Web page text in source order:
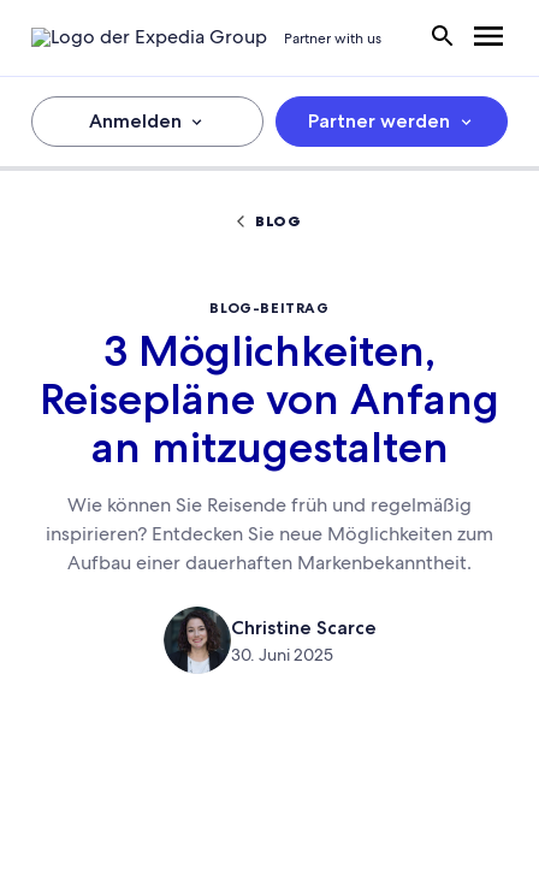
Partner with us
Anmelden Partner werden
BLOG
BLOG-BEITRAG
3 Möglichkeiten,
Reisepläne von Anfang
an mitzugestalten
Wie können Sie Reisende früh und regelmäßig
inspirieren? Entdecken Sie neue Möglichkeiten zum
Aufbau einer dauerhaften Markenbekanntheit.
Christine Scarce
30. Juni 2025